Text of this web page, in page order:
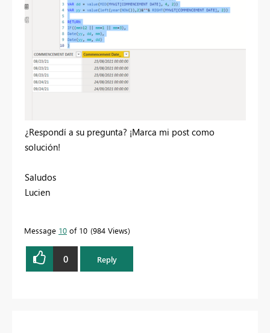
¿Respondí a su pregunta? ¡Marca mi post como
solución!
Saludos
Lucien
Message 10 of 10 984 Views
0 Reply